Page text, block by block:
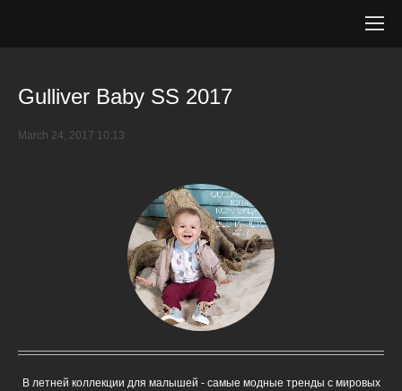
Gulliver Baby SS 2017
March 24, 2017 10:13
В летней коллекции для малышей - самые модные тренды с мировых